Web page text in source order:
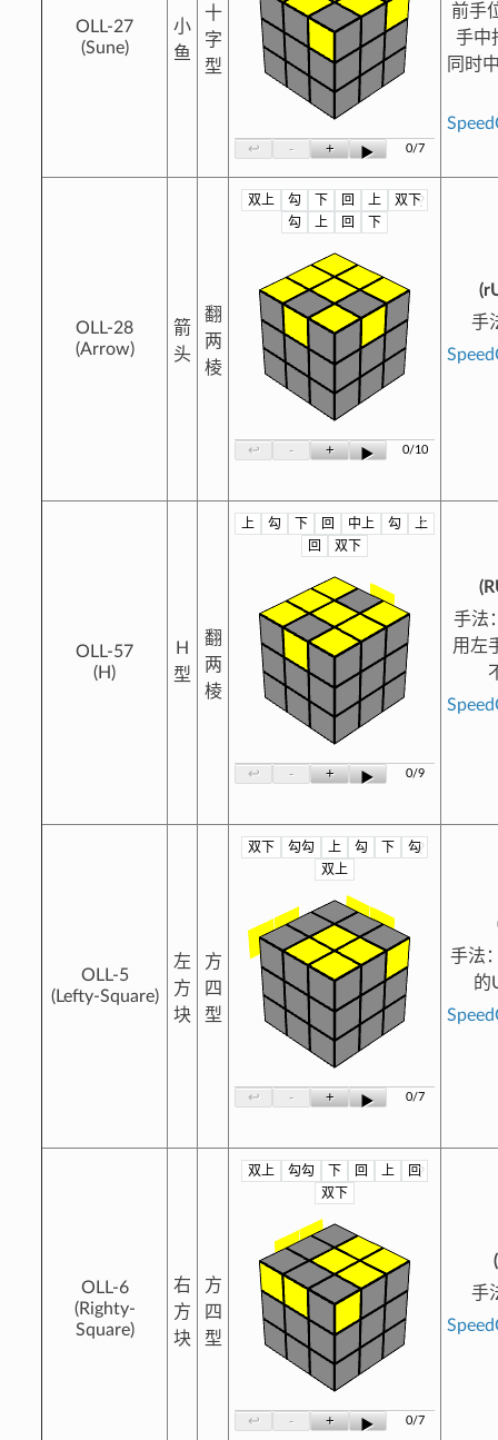
OLL-27
(Sune)
小
鱼
十
字
型
↩ - + ▶ 0/7
前手
手中
同时
OLL-28
(Arrow)
箭
头
翻
两
棱
双上 勾 下 回 上
双下
勾
上 回 下
?
↩ - + ▶ 0/10
手
OLL-57
(H)
H
型
翻
两
棱
上 勾 下 回 中上 勾
上
回
双下
?
↩ - + ▶ 0/9
手法
用左
OLL-5
(Lefty-Square)
左
方
块
方
四
型
双下 勾勾 上 勾 下
勾
双上
?
↩ - + ▶ 0/7
手法
的
OLL-6
(Righty-
Square)
右
方
块
方
四
型
双上 勾勾 下 回 上
回
双下
?
↩ - + ▶ 0/7
手